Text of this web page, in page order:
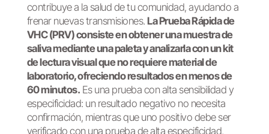
contribuye a la salud de tu comunidad, ayudando a
frenar nuevas transmisiones.La Prueba Rápida de
VHC (PRV) consiste en obtener una muestra de
saliva mediante una paleta y analizarla con un kit
de lectura visual que no requiere material de
laboratorio, ofreciendo resultados en menos de
60 minutos. Es una prueba con alta sensibilidad y
especificidad: un resultado negativo no necesita
confirmación, mientras que uno positivo debe ser
verificado con una prueba de alta especificidad,